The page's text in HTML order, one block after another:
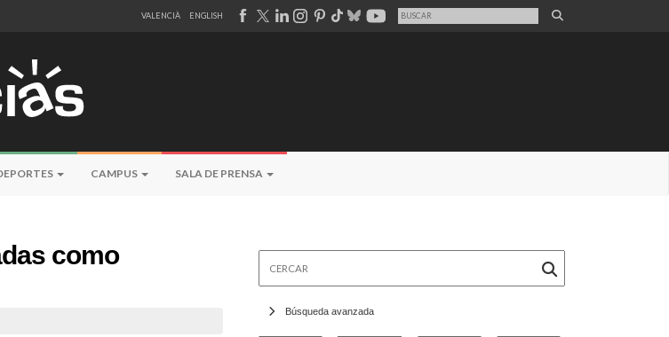
VALENCIÀ ENGLISH
CAMPUS SALA DE PRENSA
como
Búsqueda avanzada